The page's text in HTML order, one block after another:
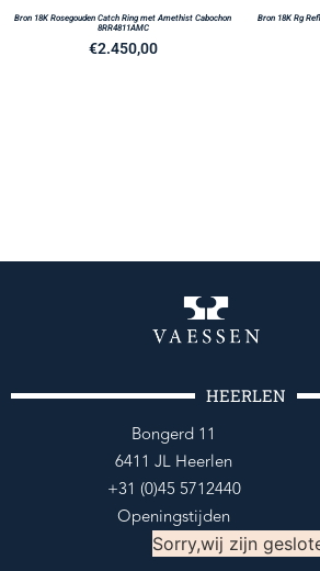
Bron 18K Rosegouden Catch Ring met Amethist Cabochon
8RR4811AMC
€2.450,00
Bron 18K Rg
HEERLEN
Bongerd 11
6411 JL Heerlen
+31 (0)45 5712440
Openingstijden
Sorry,wij zijn